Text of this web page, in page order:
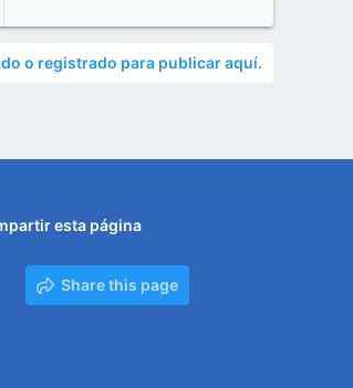
o registrado para publicar aquí.
esta página
Share this page